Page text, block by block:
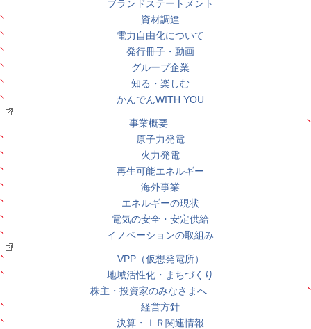
ブランドステートメント
資材調達
電力自由化について
発行冊子・動画
グループ企業
知る・楽しむ
かんでんWITH YOU
事業概要
原子力発電
火力発電
再生可能エネルギー
海外事業
エネルギーの現状
電気の安全・安定供給
イノベーションの取組み
VPP（仮想発電所）
地域活性化・まちづくり
株主・投資家のみなさまへ
経営方針
決算・ＩＲ関連情報